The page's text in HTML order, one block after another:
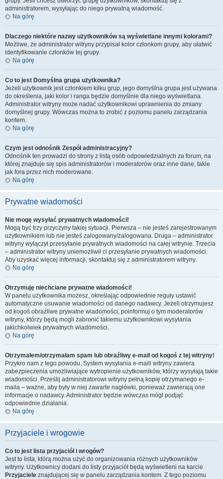
administratorem, wysyłając do niego prywatną wiadomość.
Na górę
Dlaczego niektóre nazwy użytkowników są wyświetlane innymi kolorami?
Możliwe, że administrator witryny przypisał kolor członkom grupy, aby ułatwić
identyfikowanie członków tej grupy.
Na górę
Co to jest Domyślna grupa użytkownika?
Jeżeli użytkownik jest członkiem kilku grup, jego domyślna grupa jest używana
do określenia, jaki kolor i ranga będzie domyślnie dla niego wyświetlana.
Administrator witryny może nadać użytkownikowi uprawnienia do zmiany
domyślnej grupy. Wówczas można to zrobić z poziomu panelu zarządzania
kontem.
Na górę
Czym jest odnośnik Zespół administracyjny?
Odnośnik ten prowadzi do strony z listą osób odpowiedzialnych za forum, na
której znajduje się spis administratorów i moderatorów oraz inne dane, takie
jak fora przez nich moderowane.
Na górę
Prywatne wiadomości
Nie mogę wysyłać prywatnych wiadomości!
Mogą być trzy przyczyny takiej sytuacji. Pierwsza – nie jesteś zarejestrowanym
użytkownikiem lub nie jesteś zalogowany/zalogowana. Druga – administrator
witryny wyłączył przesyłanie prywatnych wiadomości na całej witrynie. Trzecia
– administrator witryny uniemożliwił ci przesyłanie prywatnych wiadomości.
Aby uzyskać więcej informacji, skontaktuj się z administratorem witryny.
Na górę
Otrzymuję niechciane prywatne wiadomości!
W panelu użytkownika możesz, określając odpowiednie reguły ustawić
automatyczne usuwanie wiadomości od danego nadawcy. Jeżeli otrzymujesz
od kogoś obraźliwe prywatne wiadomości, poinformuj o tym moderatorów
witryny, którzy będą mogli zabronić takiemu użytkownikowi wysyłania
jakichkolwiek prywatnych wiadomości.
Na górę
Otrzymałem/otrzymałam spam lub obraźliwy e-mail od kogoś z tej witryny!
Przykro nam z tego powodu. System wysyłania e-maili witryny zawiera
zabezpieczenia umożliwiające wytropienie użytkowników, którzy wysyłają takie
wiadomości. Prześlij administratorowi witryny pełną kopię otrzymanego e-
maila – ważne, aby były w niej zawarte nagłówki, ponieważ zawierają one
informacje o nadawcy. Administrator będzie wówczas mógł podjąć
odpowiednie działania.
Na górę
Przyjaciele i wrogowie
Co to jest lista przyjaciół i wrogów?
Jest to lista, którą można użyć do organizowania różnych użytkowników
witryny. Użytkownicy dodani do listy przyjaciół będą wyświetleni na karcie
Przyjaciele znajdującej się w panelu zarządzania kontem. Z tego poziomu